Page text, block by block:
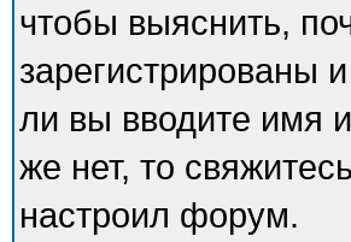
чтобы выяснить,
зарегистрированы
ли вы вводите имя
же нет, то
настроил форум.